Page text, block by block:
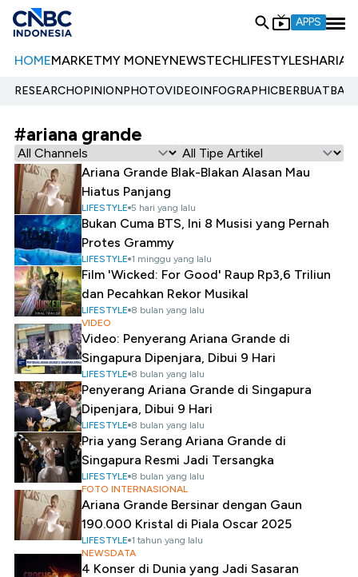
APPS
HOMEMARKETMY MONEYNEWSTECHLIFESTYLESHARIA
RESEARCHOPINIONPHOTOVIDEOINFOGRAPHIC
#ariana grande
Ariana Grande Blak-Blakan Alasan Mau
Hiatus Panjang
LIFESTYLE 5 hari yang lalu
Bukan Cuma BTS, Ini 8 Musisi yang Pernah
Protes Grammy
LIFESTYLE 1 minggu yang lalu
Film 'Wicked: For Good' Raup Rp3,6 Triliun
dan Pecahkan Rekor Musikal
LIFESTYLE 8 bulan yang lalu
VIDEO
Video: Penyerang Ariana Grande di
Singapura Dipenjara, Dibui 9 Hari
LIFESTYLE 8 bulan yang lalu
Penyerang Ariana Grande di Singapura
Dipenjara, Dibui 9 Hari
LIFESTYLE 8 bulan yang lalu
Pria yang Serang Ariana Grande di
Singapura Resmi Jadi Tersangka
LIFESTYLE 8 bulan yang lalu
FOTO INTERNASIONAL
Ariana Grande Bersinar dengan Gaun
190.000 Kristal di Piala Oscar 2025
LIFESTYLE 1 tahun yang lalu
NEWSDATA
4 Konser di Dunia yang Jadi Sasaran